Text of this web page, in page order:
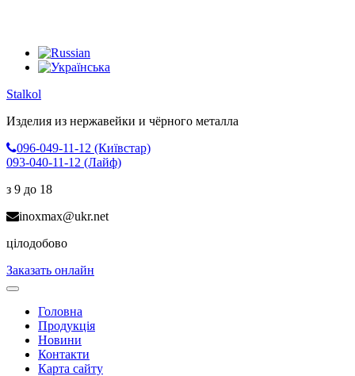
Stalkol
Изделия из нержавейки и чёрного металла
096-049-11-12 (Київстар)
093-040-11-12 (Лайф)
з 9 до 18
inoxmax@ukr.net
цілодобово
Заказать онлайн
Toggle
navigationГоловна
Продукція
Новини
Контакти
Карта сайту